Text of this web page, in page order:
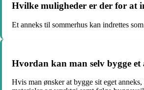
Hvilke muligheder er der for at
Et anneks til sommerhus kan indrettes
Hvordan kan man selv bygge et
Hvis man ønsker at bygge sit eget